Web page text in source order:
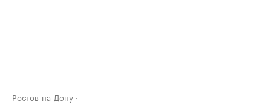
Ростов-на-Дону